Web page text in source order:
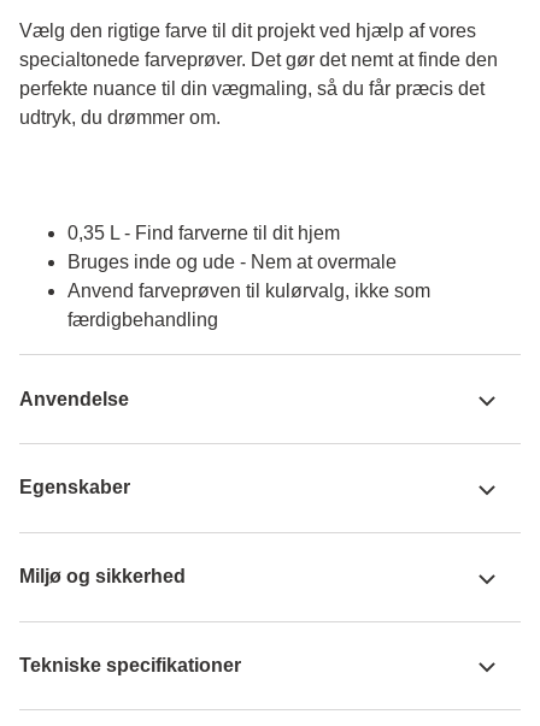
Vælg den rigtige farve til dit projekt ved hjælp af vores
specialtonede farveprøver. Det gør det nemt at finde den
perfekte nuance til din vægmaling, så du får præcis det
udtryk, du drømmer om.
0,35 L - Find farverne til dit hjem
Bruges inde og ude - Nem at overmale
Anvend farveprøven til kulørvalg, ikke som
færdigbehandling
Anvendelse
Egenskaber
Miljø og sikkerhed
Tekniske specifikationer